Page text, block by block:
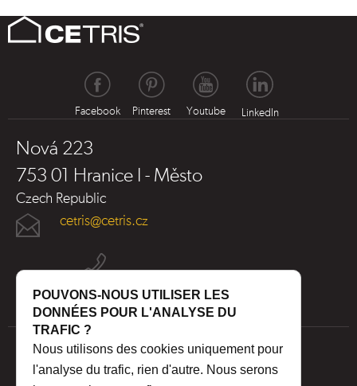
LinkedIn
Youtube
Pinterest
Facebook
Nová 223
753 01 Hranice I - Město
Czech Republic
cetris@cetris.cz
POUVONS-NOUS UTILISER LES
DONNÉES POUR L'ANALYSE DU
TRAFIC ?
Nous utilisons des cookies uniquement pour
l'analyse du trafic, rien d'autre. Nous serons